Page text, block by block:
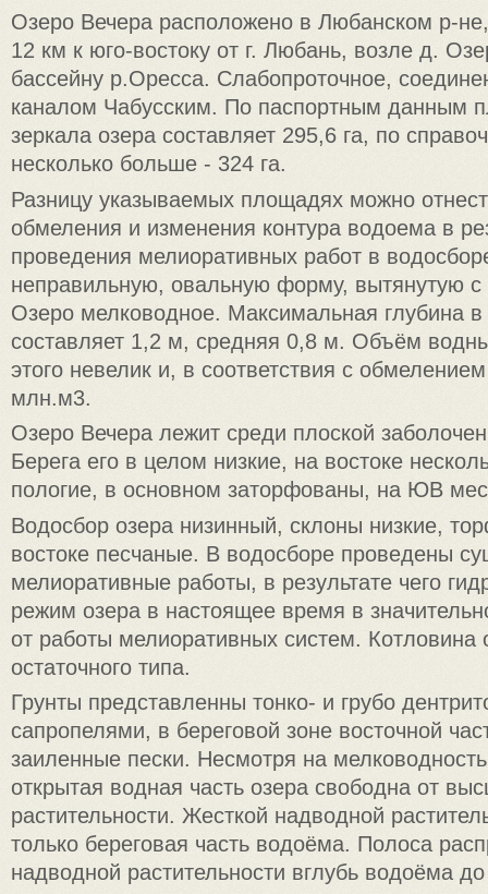
Озеро Вечера расположено в Любанском р-
12 км к юго-востоку oт г. Любань, возле д.
бассейну р.Оресса. Слабопроточное,
каналом Чабусским. По паспортным данным
зеркала озера составляет 295,6 га, по
несколько больше - 324 га.
Разницу указываемых площадях можно
обмеления и изменения контура водоема в
проведения мелиоративных работ в
неправильную, овальную форму, вытянутую с
Озеро мелководное. Максимальная глубина
составляет 1,2 м, средняя 0,8 м. Объём
этого невелик и, в соответствия с
млн.м3.
Озеро Вечера лежит среди плоской
Берега его в целом низкие, на востоке
пологие, в основном заторфованы, на ЮВ
Водосбор озера низинный, склоны низкие,
востоке песчаные. В водосборе проведены
мелиоративные работы, в результате чего
режим озера в настоящее время в
от работы мелиоративных систем. Котловина
остаточного типа.
Грунты представленны тонко- и грубо
сапропелями, в береговой зоне восточной
заиленные пески. Несмотря на
открытая водная часть озера свободна от
растительности. Жесткой надводной
только береговая часть водоёма. Полоса
надводной растительности вглубь водоёма